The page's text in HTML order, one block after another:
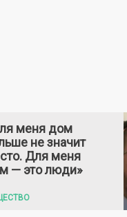
меня дом
не значит
Для меня
— это люди»